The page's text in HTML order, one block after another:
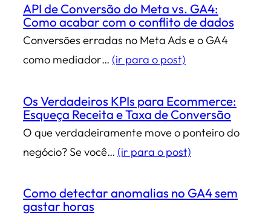
API de Conversão do Meta vs. GA4:
Como acabar com o conflito de dados
Conversões erradas no Meta Ads e o GA4
como mediador… (ir para o post)
Os Verdadeiros KPIs para Ecommerce:
Esqueça Receita e Taxa de Conversão
O que verdadeiramente move o ponteiro do
negócio? Se você… (ir para o post)
Como detectar anomalias no GA4 sem
gastar horas